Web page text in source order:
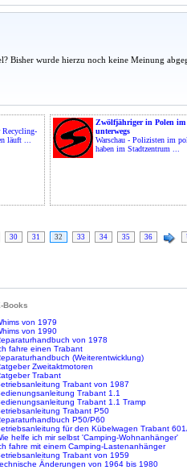
Bisher wurde hierzu noch keine Meinung
Recycling-
läuft ...
Zwölfjähriger in Polen im
unterwegs
Warschau - Polizisten im
haben im Stadtzentrum ...
30 31 32 33 34 35 36
Books
von 1979
von 1990
von 1978
fahre einen Trabant
(Weiterentwicklung)
Zweitaktmotoren
Trabant
Trabant von 1987
Trabant 1.1
Trabant 1.1 Tramp
Trabant P50
P50/P60
für den Kübelwagen Trabant
helfe ich mir selbst 'Camping-Wohnanhänger'
fahre mit einem Camping-Lastenanhänger
Trabant von 1959
Änderungen von 1964 bis 1980